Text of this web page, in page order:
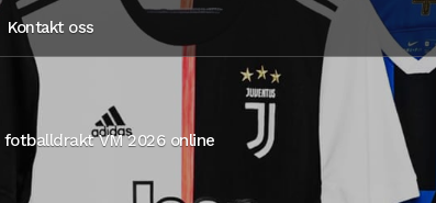
Kontakt oss
fotballdrakt VM 2026 online